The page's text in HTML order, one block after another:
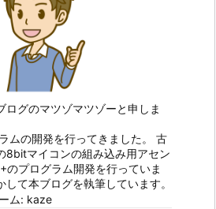
ログのマツゾマツゾーと申しま
ムの開発を行ってきました。 古
8bitマイコンの組み込み用アセン
のプログラム開発を行っていま
て本ブログを執筆しています。
ム: kaze